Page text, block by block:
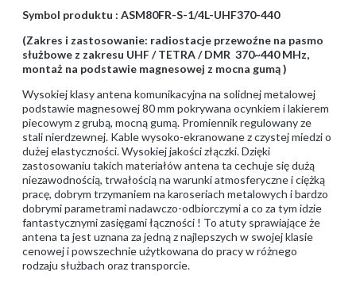
Symbol produktu : ASM80FR-S-1/4L-UHF370-440
(Zakres i zastosowanie: radiostacje przewoźne na pasmo
służbowe z zakresu UHF / TETRA / DMR 370~440 MHz,
montaż na podstawie magnesowej z mocna gumą )
Wysokiej klasy antena komunikacyjna na solidnej metalowej
podstawie magnesowej 80 mm pokrywana ocynkiem i lakierem
piecowym z grubą, mocną gumą. Promiennik regulowany ze
stali nierdzewnej. Kable wysoko-ekranowane z czystej miedzi o
dużej elastyczności. Wysokiej jakości złączki. Dzięki
zastosowaniu takich materiałów antena ta cechuje się dużą
niezawodnością, trwałością na warunki atmosferyczne i ciężką
pracę, dobrym trzymaniem na karoseriach metalowych i bardzo
dobrymi parametrami nadawczo-odbiorczymi a co za tym idzie
fantastycznymi zasięgami łączności ! To atuty sprawiające że
antena ta jest uznana za jedną z najlepszych w swojej klasie
cenowej i powszechnie użytkowana do pracy w różnego
rodzaju służbach oraz transporcie.